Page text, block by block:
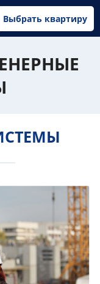
Выбрать квартиру
326-67-67